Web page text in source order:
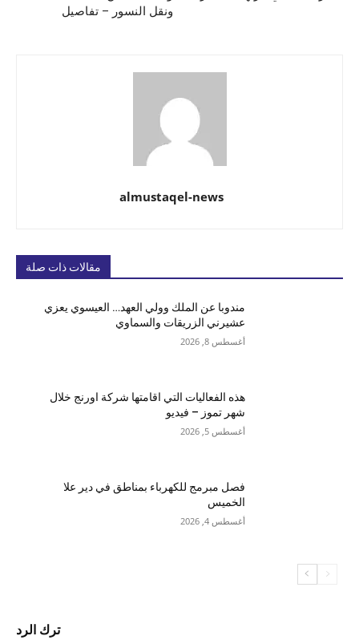
ونقل النسور – تفاصيل
almustaqel-news
مقالات ذات صلة
مندوبا عن الملك وولي العهد… العيسوي يعزي
عشيرني الزريقات والسماوي
أغسطس 8, 2026
هذه الفعاليات التي اقامتها شركة اورنج خلال
شهر تموز – فيديو
أغسطس 5, 2026
فصل مبرمج للكهرباء بمناطق في دير علا
الخميس
أغسطس 4, 2026
ترك الرد